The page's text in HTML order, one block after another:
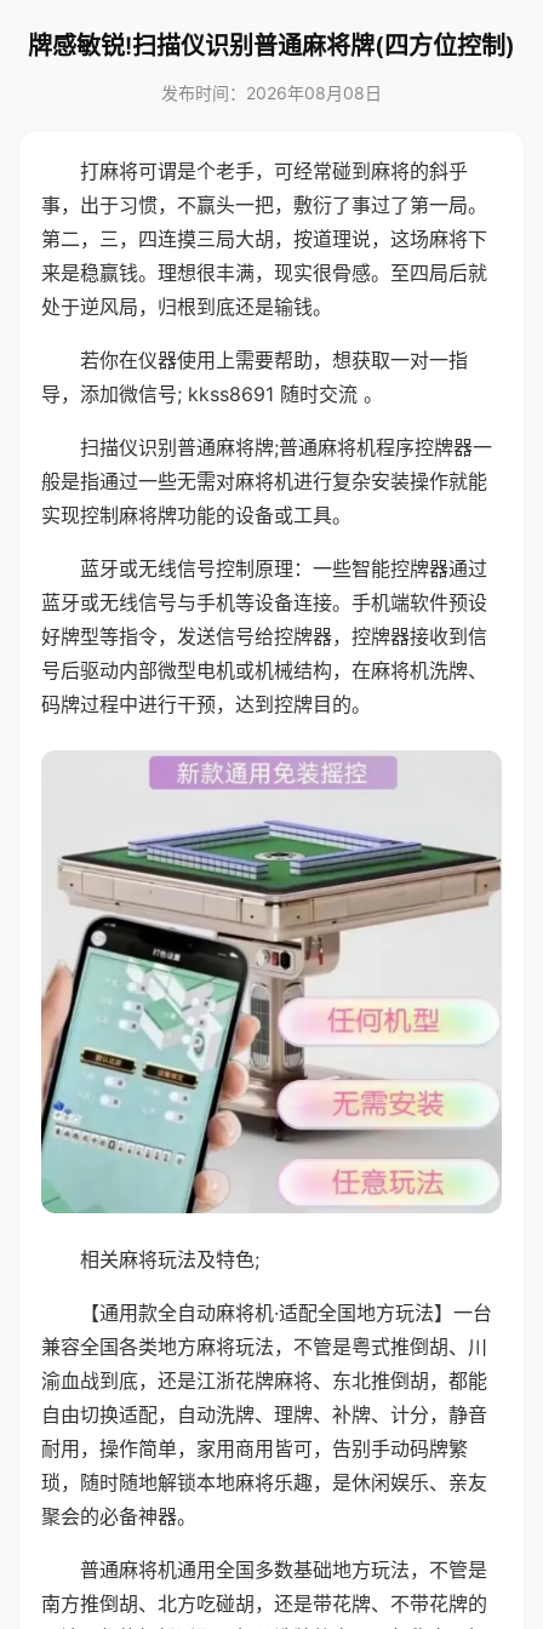
牌感敏锐!扫描仪识别普通麻将牌(四方位控制)
发布时间：2026年08月08日
打麻将可谓是个老手，可经常碰到麻将的斜乎
事，出于习惯，不赢头一把，敷衍了事过了第一局。
第二，三，四连摸三局大胡，按道理说，这场麻将下
来是稳赢钱。理想很丰满，现实很骨感。至四局后就
处于逆风局，归根到底还是输钱。
若你在仪器使用上需要帮助，想获取一对一指
导，添加微信号; kkss8691 随时交流 。
扫描仪识别普通麻将牌;普通麻将机程序控牌器一
般是指通过一些无需对麻将机进行复杂安装操作就能
实现控制麻将牌功能的设备或工具。
蓝牙或无线信号控制原理：一些智能控牌器通过
蓝牙或无线信号与手机等设备连接。手机端软件预设
好牌型等指令，发送信号给控牌器，控牌器接收到信
号后驱动内部微型电机或机械结构，在麻将机洗牌、
码牌过程中进行干预，达到控牌目的。
相关麻将玩法及特色;
【通用款全自动麻将机·适配全国地方玩法】一台
兼容全国各类地方麻将玩法，不管是粤式推倒胡、川
渝血战到底，还是江浙花牌麻将、东北推倒胡，都能
自由切换适配，自动洗牌、理牌、补牌、计分，静音
耐用，操作简单，家用商用皆可，告别手动码牌繁
琐，随时随地解锁本地麻将乐趣，是休闲娱乐、亲友
聚会的必备神器。
普通麻将机通用全国多数基础地方玩法，不管是
南方推倒胡、北方吃碰胡，还是带花牌、不带花牌的